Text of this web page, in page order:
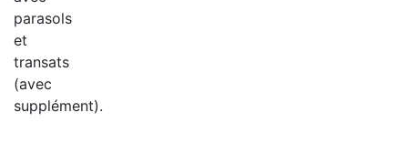
parasols
et
transats
(avec
supplément).